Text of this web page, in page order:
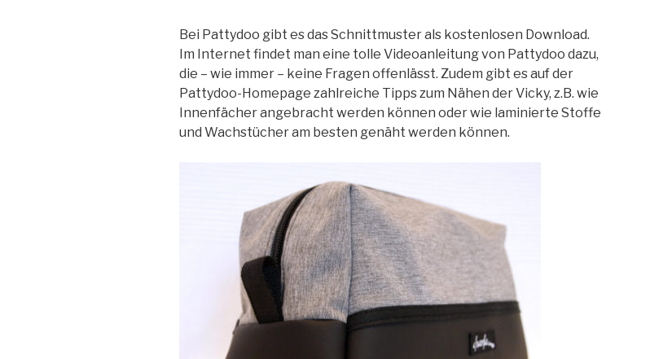
Bei Pattydoo gibt es das Schnittmuster als kostenlosen Download.
Im Internet findet man eine tolle Videoanleitung von Pattydoo dazu,
die – wie immer – keine Fragen offenlässt. Zudem gibt es auf der
Pattydoo-Homepage zahlreiche Tipps zum Nähen der Vicky, z.B. wie
Innenfächer angebracht werden können oder wie laminierte Stoffe
und Wachstücher am besten genäht werden können.